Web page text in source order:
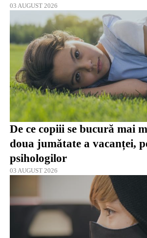
03 AUGUST 2026
De ce copiii se bucură mai
doua jumătate a vacanței,
psihologilor
03 AUGUST 2026